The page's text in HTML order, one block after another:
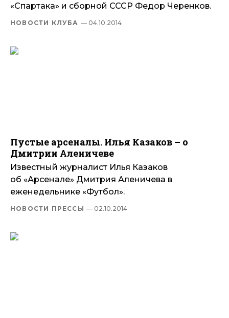
«Спартака» и сборной СССР Федор Черенков.
НОВОСТИ КЛУБА — 04.10.2014
Пустые арсеналы. Илья Казаков – о
Дмитрии Аленичеве
Известный журналист Илья Казаков
об «Арсенале» Дмитрия Аленичева в
еженедельнике «Футбол».
НОВОСТИ ПРЕССЫ — 02.10.2014